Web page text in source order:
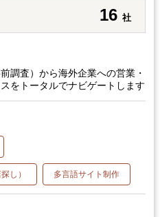
16 社
調査）から海外企業への営業・
をトータルでナビゲートします
し） 多言語サイト制作